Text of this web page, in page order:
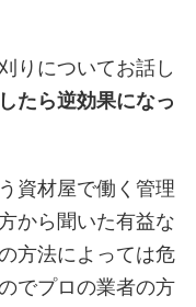
りについてお話し
たら逆効果になっ
資材屋で働く管理
から聞いた有益な
方法によっては危
でプロの業者の方